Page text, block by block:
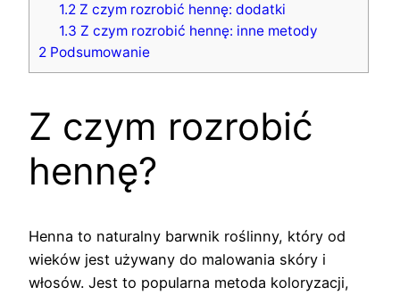
1.2 Z czym rozrobić hennę: dodatki
1.3 Z czym rozrobić hennę: inne metody
2 Podsumowanie
Z czym rozrobić
hennę?
Henna to naturalny barwnik roślinny, który od
wieków jest używany do malowania skóry i
włosów. Jest to popularna metoda koloryzacji,